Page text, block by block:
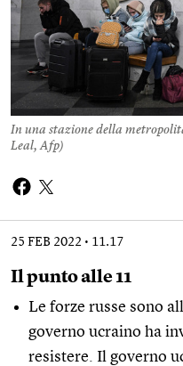
In una stazione della
Leal, Afp)
25 FEB 2022 11.17
Il punto alle 11
Le forze russe sono
governo ucraino ha
resistere. Il governo